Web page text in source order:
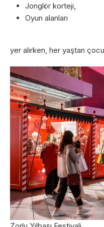
Jonglör korteji,
Oyun alanları
yer alırken, her yaştan